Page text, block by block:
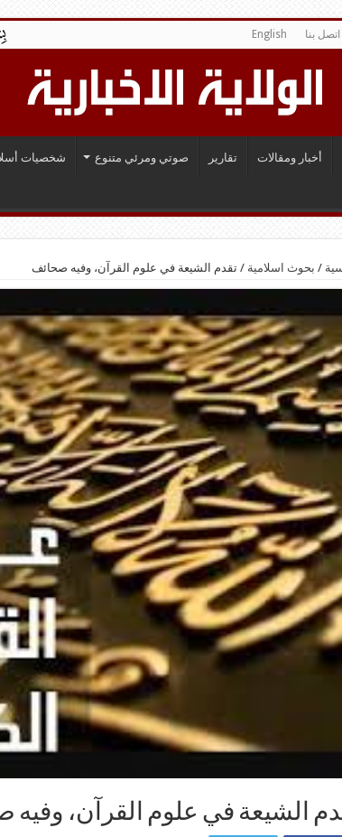
اتصل بنا English
أخبار ومقالات تقارير صوتي ومرئي متنوع شخصيات
/ بحوث اسلامية / تقدم الشيعة في علوم القرآن، وفيه صحائف
الشيعة في علوم القرآن،